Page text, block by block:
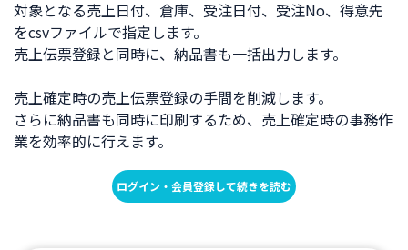
対象となる売上日付、倉庫、受注日付、受注No、得意先
をcsvファイルで指定します。
売上伝票登録と同時に、納品書も一括出力します。
売上確定時の売上伝票登録の手間を削減します。
さらに納品書も同時に印刷するため、売上確定時の事務作
業を効率的に行えます。
ログイン・会員登録して続きを読む